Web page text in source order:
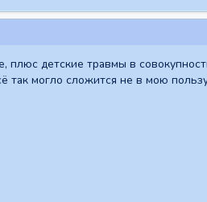
детские травмы в
так могло сложится не в мою